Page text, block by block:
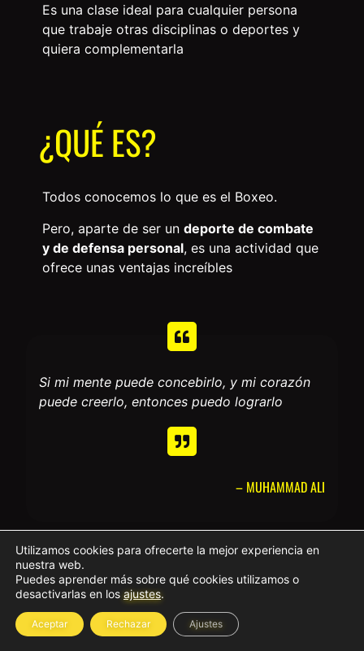
Es una clase ideal para cualquier persona
que trabaje otras disciplinas o deportes y
quiera complementarla
¿QUÉ ES?
Todos conocemos lo que es el Boxeo.
Pero, aparte de ser un deporte de combate
y de defensa personal, es una actividad que
ofrece unas ventajas increíbles
Si mi mente puede concebirlo, y mi corazón
puede creerlo, entonces puedo lograrlo
– MUHAMMAD ALI
Utilizamos cookies para ofrecerte la mejor experiencia en
nuestra web.
Puedes aprender más sobre qué cookies utilizamos o
desactivarlas en los ajustes.
Aceptar Rechazar Ajustes